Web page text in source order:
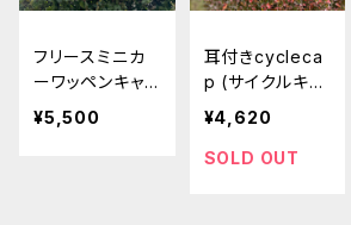
フリースミニカ
ーワッペンキャッ
プ
¥5,500
耳付きcycleca
p (サイクルキャ
ップ) 〜キノコの
このこ
¥4,620
SOLD OUT